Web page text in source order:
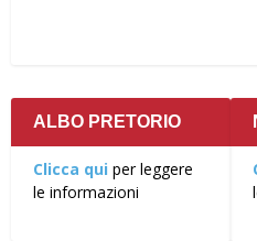
ALBO PRETORIO
Clicca qui per leggere
le informazioni